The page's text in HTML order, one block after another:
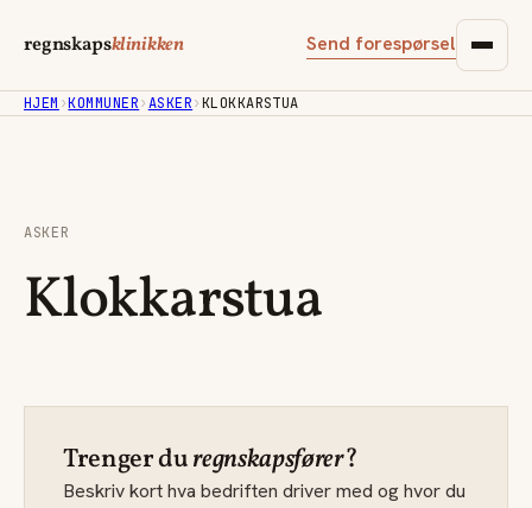
regnskapsklinikken Send forespørsel
HJEM ›KOMMUNER›ASKER›KLOKKARSTUA
ASKER
Klokkarstua
Trenger duregnskapsfører?
Beskriv kort hva bedriften driver med og hvor du